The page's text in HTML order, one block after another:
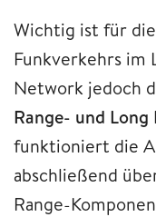
Wichtig ist für
Funkverkehrs im
Network jedoch
Range- und
funktioniert die
abschließend
Range-